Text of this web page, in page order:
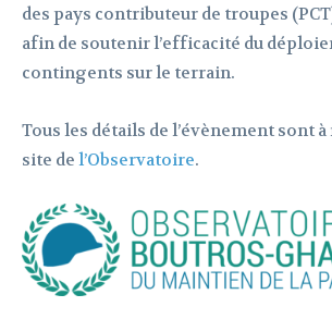
des pays contributeur de troupes
afin de soutenir l’efficacité du
contingents sur le terrain.
Tous les détails de l’évènement sont
site de l’Observatoire.